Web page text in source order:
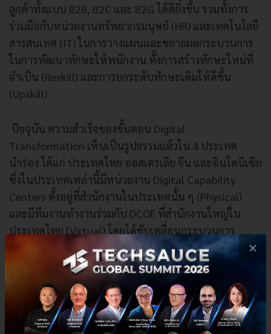
ลูกค้าทั้งแบบ B2B, B2C และ B2G ได้ดียิ่งขึ้น รวมทั้งการ
ร่วมมือกับหน่วยงานทรัพยากรมนุษย์ (HR) และเทคโนโลยี
สารสนเทศ (IT) ในการวางแผนและขยายผลกระบวนการ
ในการพัฒนาทักษะให้พนักงาน ทั้งการสร้างทักษะใหม่ที่
จำเป็น (Reskill) และการยกระดับทักษะเดิมให้ดีขึ้น
(Upskill)
ปัจจุบัน ความสำเร็จของขั้นตอน Digital
Transformation เห็นเป็นรูปธรรมแล้วใน 4 ประเทศ
นำร่อง ได้แก่ ประเทศไทย ออสเตรเลีย จีน และอินโดนีเซีย
ซึ่งในประเทศเหล่านี้มีหน่วยงาน Digital Capability
Centers ตั้งอยู่ที่สำนักงานในประเทศนั้น ๆ (Physical)
และมีทีมงานทำงานร่วมกับ DCOE ที่สำนักงานใหญ่ใน
ประเทศไทย (Virtual) โดยได้ขับเคลื่อนกระบวนการ
Digital Transformation ที่เหมาะกับบริบทของธุรกิจใน
แต่ละประเทศ ตั้งแต่ขั้นตอนการสร้างสรรค์ไอเดีย พัฒนา
และร่วมมือกับผู้เชี่ยวชาญด้านเทคโนโลยีนั้น ๆ จากเครือ
ข่ายเทคโนโลยีของบ้านปู โดยมีดิจิทัลโปรดักส์ กว่า 82 เคส
และยังคงพัฒนาอยู่อย่างต่อเนื่อง
×